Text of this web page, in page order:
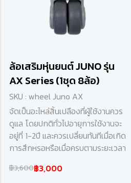
ล้อเสริมหุ่นยนต์ JUNO รุ่น
AX Series (1ชุด 8ล้อ)
SKU : wheel Juno AX
จัดเป็นอะไหล่สิ้นเปลืองที่ผู้ใช้งานควร
ดูแล โดยปกติทั่วไปอายุการใช้งานจะ
อยู่ที่ 1-2ปี และควรเปลี่ยนทันทีเมื่อเกิด
การสึกหรอหรือเมื่อครบตามระยะเวลา
฿3,600฿3,000